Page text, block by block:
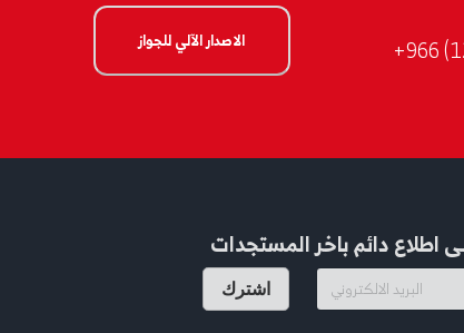
الاصدار الآلي للجواز
اطلاع دائم باخر المستجدات
اشترك